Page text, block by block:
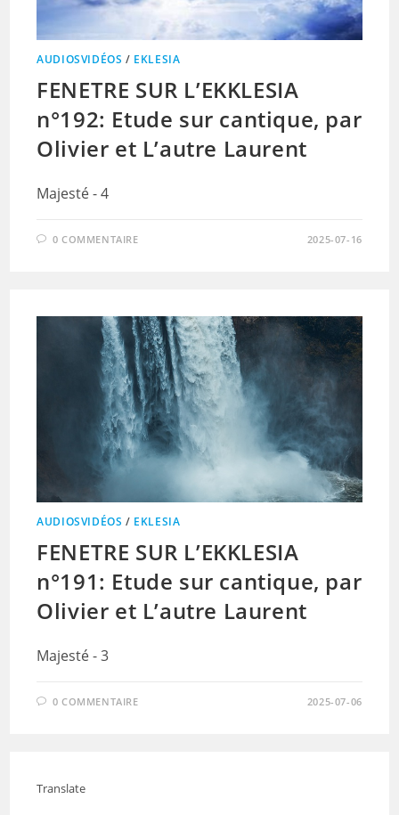
AUDIOSVIDÉOS / EKLESIA
FENETRE SUR L’EKKLESIA
n°192: Etude sur cantique, par
Olivier et L’autre Laurent
Majesté - 4
0 COMMENTAIRE 2025-07-16
AUDIOSVIDÉOS / EKLESIA
FENETRE SUR L’EKKLESIA
n°191: Etude sur cantique, par
Olivier et L’autre Laurent
Majesté - 3
0 COMMENTAIRE 2025-07-06
Translate